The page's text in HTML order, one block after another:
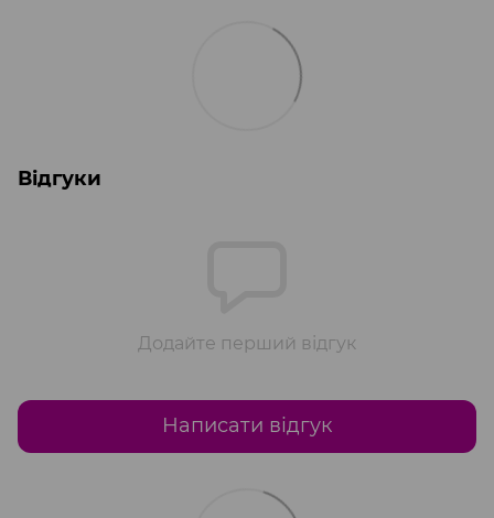
Відгуки
Додайте перший відгук
Написати відгук